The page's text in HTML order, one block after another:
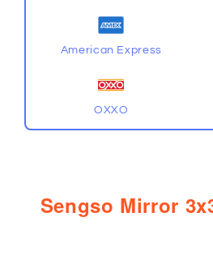
American Express
OXXO
Sengso Mirror